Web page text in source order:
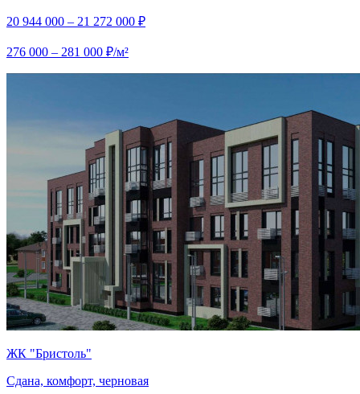
20 944 000 – 21 272 000 ₽
276 000 – 281 000 ₽/м²
ЖК "Бристоль"
Сдана, комфорт, черновая